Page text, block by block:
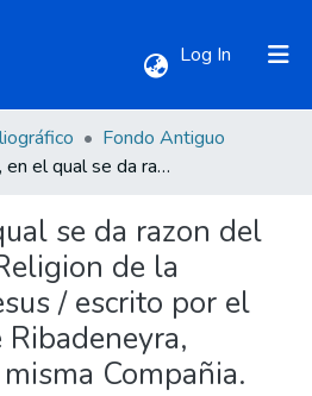
Log In (current)
Fondo Antiguo
Tratado, en el qual se da razon del Instituto de la Religion de la Compañia de Iesus / escrito por el Padre Pedro de Ribadeneyra, Religioso de la misma Compañia.
se da razon del
de la
/ escrito por el
Ribadeneyra,
Compañia.